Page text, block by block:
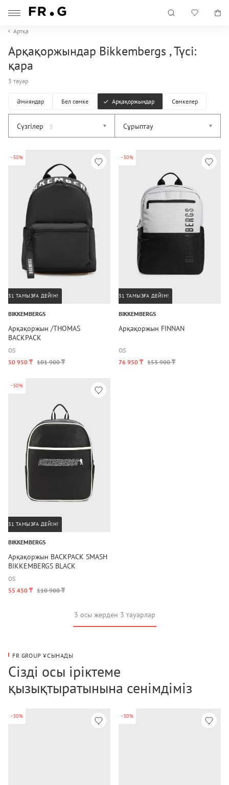
Артқа
Арқақоржындар Bikkembergs , Түсі:
қара
3 тауар
Әмияндар Бел сөмке Арқақоржындар Сөмкелер
Сүзгілер 5 Сұрыптау
-50%
31 ТАМЫЗҒА ДЕЙІН!
BIKKEMBERGS
Арқақоржын /THOMAS
BACKPACK
OS
50 950 ₸ 101 900 ₸
-50%
31 ТАМЫЗҒА ДЕЙІН!
BIKKEMBERGS
Арқақоржын FINNAN
OS
76 950 ₸ 153 900 ₸
-50%
31 ТАМЫЗҒА ДЕЙІН!
BIKKEMBERGS
Арқақоржын BACKPACK SMASH
BIKKEMBERGS BLACK
OS
55 450 ₸ 110 900 ₸
3 осы жерден 3 тауарлар
FR GROUP ҰСЫНАДЫ
Сізді осы іріктеме
қызықтыратынына сенімдіміз
-50% -50%